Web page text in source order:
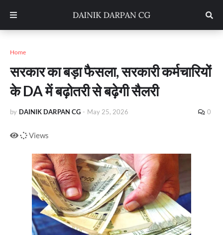
Home
सरकार का बड़ा फैसला, सरकारी कर्मचारियों
के DA में बढ़ोतरी से बढ़ेगी सैलरी
by DAINIK DARPAN CG - May 25, 2026 0
Views